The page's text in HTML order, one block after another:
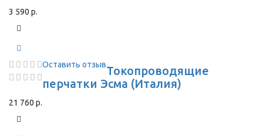
3 590 р.
Оставить отзывТокопроводящие
перчатки Эсма (Италия)
21 760 р.